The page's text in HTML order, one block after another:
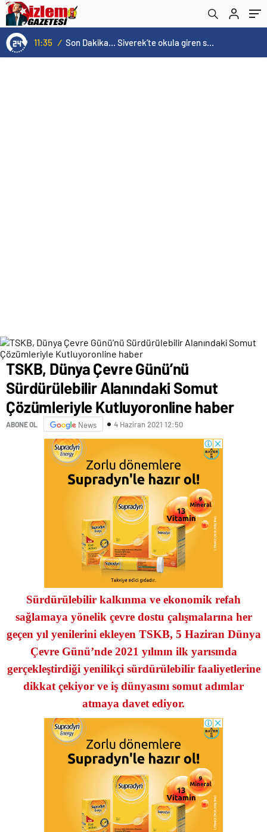
11:35 / Son Dakika… Siverek’te okula giren saldırgan ateş açtı! Yaralılar var
Kutluyoronline haber
TSKB, Dünya Çevre Günü’nü
Sürdürülebilir Alanındaki Somut
Çözümleriyle Kutluyoronline haber
ABONE OL News 4 Haziran 2021 12:50
Sürdürülebilir kalkınma ve ekonomik refah
sağlamaya yönelik çevre dostu çalışmalarına her
geçen yıl yenilerini ekleyen TSKB, 5 Haziran Dünya
Çevre Günü’nde 2021 yılının ilk yarısında
gerçekleştirdiği yenilikçi sürdürülebilir faaliyetlerine
dikkat çekiyor ve iş dünyasını somut adımlar
atmaya davet ediyor.